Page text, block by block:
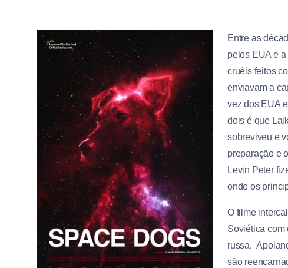
Entre as
pelos EUA e
cruéis feitos
enviavam a
vez dos EUA
dois é que
sobreviveu e
preparação e
Levin Peter
onde os
O filme
Soviética com
russa.
são